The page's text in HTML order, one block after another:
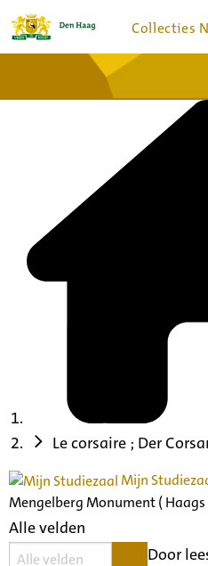
Collecties
Bronnen en collecties
Le corsaire ; Der
Mijn
Mengelberg Monument (
Alle velden
Door